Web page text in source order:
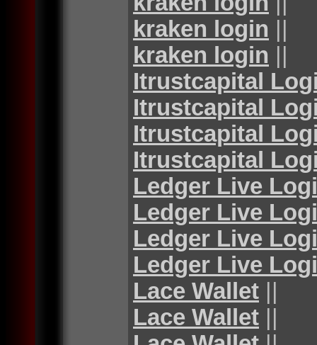
kraken login ||
kraken login ||
Itrustcapital
Itrustcapital
Itrustcapital
Itrustcapital
Ledger Live
Ledger Live
Ledger Live
Ledger Live
Lace Wallet ||
Lace Wallet ||